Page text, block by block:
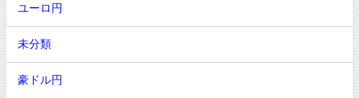
ユーロ円
未分類
豪ドル円